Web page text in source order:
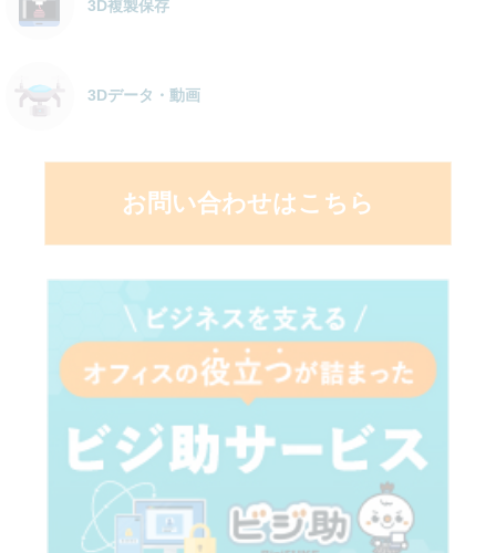
3D複製保存
3Dデータ・動画
お問い合わせはこちら